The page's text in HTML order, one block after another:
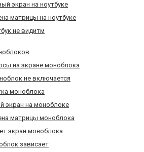
экран на ноутбуке
матрицы на ноутбуке
не видитм
на экране моноблока
не включается
моноблока
экран на моноблоке
матрицы моноблока
экран моноблока
зависает